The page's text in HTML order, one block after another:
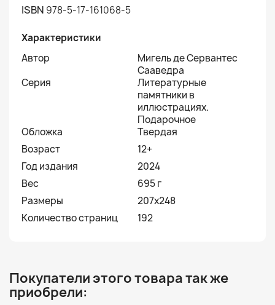
ISBN 978-5-17-161068-5
Характеристики
Автор
Мигель де Сервантес
Сааведра
Серия
Литературные
памятники в
иллюстрациях.
Подарочное
Обложка
Твердая
Возраст
12+
Год издания
2024
Вес
695 г
Размеры
207х248
Количество страниц
192
Покупатели этого товара так же
приобрели: